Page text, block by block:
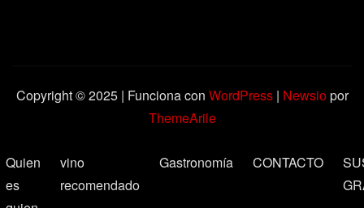
Copyright © 2025 | Funciona con WordPress | Newsiopor
ThemeArile
Quien
es
vino
recomendado
Gastronomía CONTACTO